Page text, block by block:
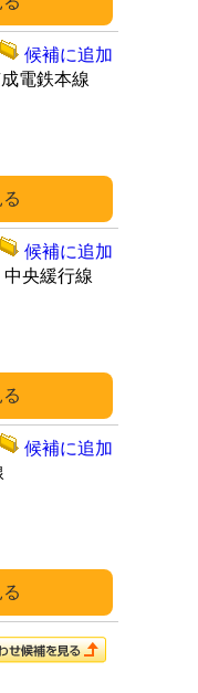
電鉄本線
候補に追加
中央緩行線
候補に追加
候補に追加